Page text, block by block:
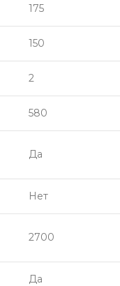
175
150
2
580
Да
Нет
2700
Да